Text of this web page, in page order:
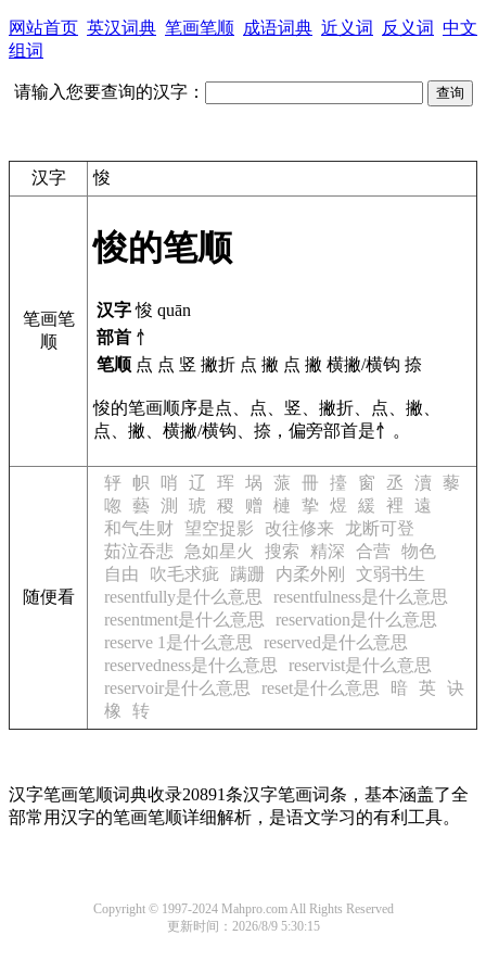
网站首页 英汉词典 笔画笔顺 成语词典 近义词 反义词 中文
组词
请输入您要查询的汉字：
汉字 悛
笔画笔
顺
悛的笔顺
汉字 悛 quān
部首 忄
笔顺 点 点 竖 撇折 点 撇 点 撇 横撇/横钩 捺
悛的笔画顺序是点、点、竖、撇折、点、撇、
点、撇、横撇/横钩、捺，偏旁部首是忄。
随便看
轷 帜 哨 辽 珲 埚 蒎 冊 擡 窗 丞 瀆
藜
唿
藝 測 琥 稷 赠 槤 挚 煜 緩 裡
遠
和气生财
望空捉影 改往修来
龙断可登
茹泣吞悲
急如星火 搜索 精深 合营
物色
自由
吹毛求疵 蹒跚 内柔外刚
文弱书生
resentfully是什么意思
resentfulness是什么意思
resentment是什么意思
reservation是什么意思
reserve 1是什么意思
reserved是什么意思
reservedness是什么意思
reservist是什么意思
reservoir是什么意思
reset是什么意思 暗 英
诀
橡
转
汉字笔画笔顺词典收录20891条汉字笔画词条，基本涵盖了全
部常用汉字的笔画笔顺详细解析，是语文学习的有利工具。
Copyright © 1997-2024 Mahpro.com All Rights Reserved
更新时间：2026/8/9 5:30:15